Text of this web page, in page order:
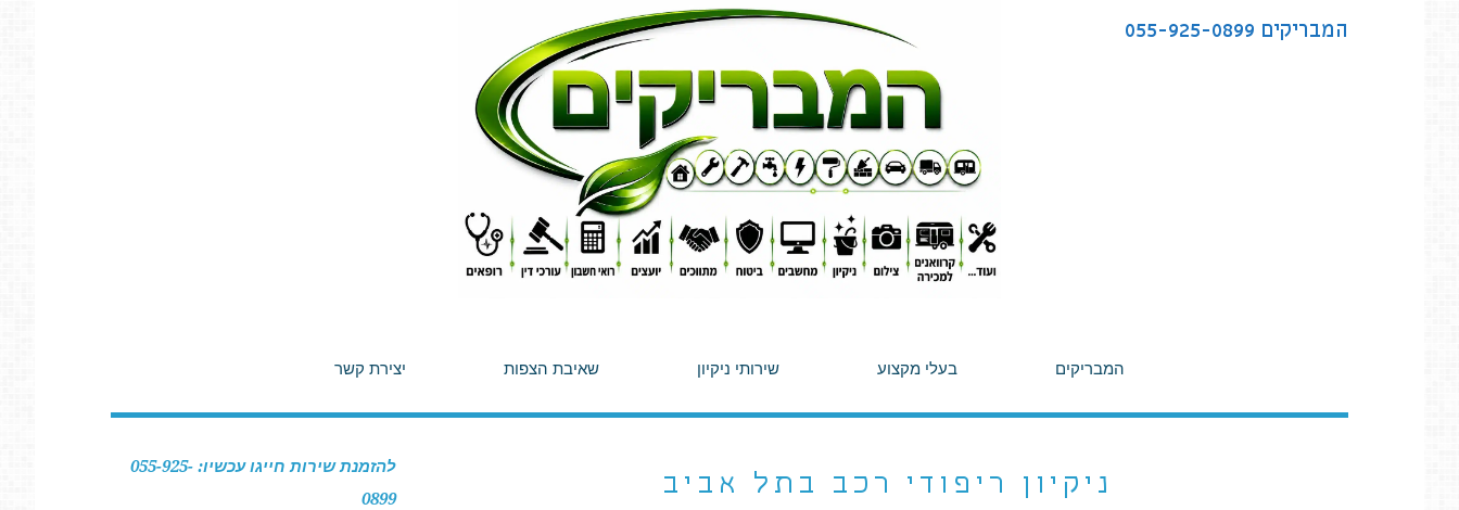
המבריקים 055-925-0899
המבריקים בעלי מקצוע שירותי ניקיון שאיבת הצפות יצירת קשר
ניקיון ריפודי רכב בתל אביב
להזמנת שירות חייגו עכשיו: 055-925-
0899